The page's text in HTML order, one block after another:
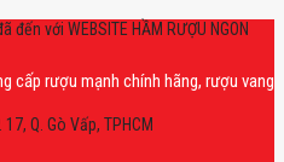
với WEBSITE HẦM RƯỢU NGON
rượu mạnh chính hãng, rượu vang nhập
Q. Gò Vấp, TPHCM